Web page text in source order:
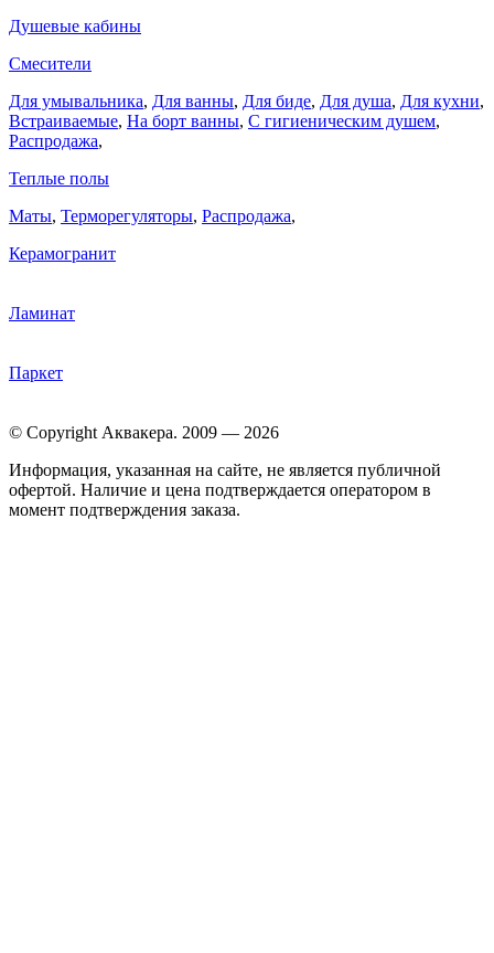
Душевые кабины
Смесители
Для умывальника, Для ванны, Для биде, Для душа, Для кухни,
Встраиваемые, На борт ванны, C гигиеническим душем,
Распродажа,
Теплые полы
Маты, Терморегуляторы, Распродажа,
Керамогранит
Ламинат
Паркет
© Copyright Аквакера. 2009 — 2026
Информация, указанная на сайте, не является публичной
офертой. Наличие и цена подтверждается оператором в
момент подтверждения заказа.